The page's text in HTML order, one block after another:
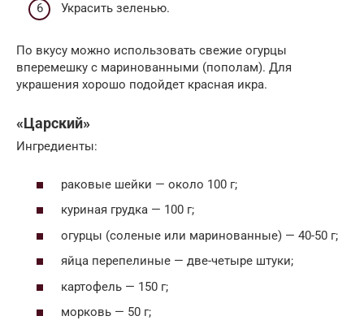
Украсить зеленью.
По вкусу можно использовать свежие огурцы
вперемешку с маринованными (пополам). Для
украшения хорошо подойдет красная икра.
«Царский»
Ингредиенты:
раковые шейки — около 100 г;
куриная грудка — 100 г;
огурцы (соленые или маринованные) — 40-50 г;
яйца перепелиные — две-четыре штуки;
картофель — 150 г;
морковь — 50 г;